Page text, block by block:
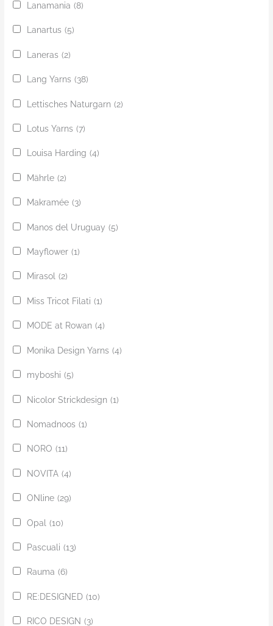
Lanamania (8)
Lanartus (5)
Laneras (2)
Lang Yarns (38)
Lettisches Naturgarn (2)
Lotus Yarns (7)
Louisa Harding (4)
Mährle (2)
Makramée (3)
Manos del Uruguay (5)
Mayflower (1)
Mirasol (2)
Miss Tricot Filati (1)
MODE at Rowan (4)
Monika Design Yarns (4)
myboshi (5)
Nicolor Strickdesign (1)
Nomadnoos (1)
NORO (11)
NOVITA (4)
ONline (29)
Opal (10)
Pascuali (13)
Rauma (6)
RE:DESIGNED (10)
RICO DESIGN (3)